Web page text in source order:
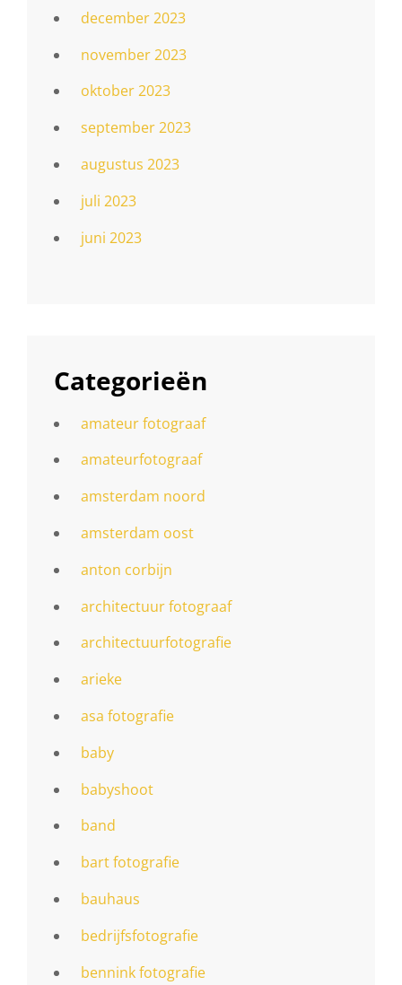
december 2023
november 2023
oktober 2023
september 2023
augustus 2023
juli 2023
juni 2023
Categorieën
amateur fotograaf
amateurfotograaf
amsterdam noord
amsterdam oost
anton corbijn
architectuur fotograaf
architectuurfotografie
arieke
asa fotografie
baby
babyshoot
band
bart fotografie
bauhaus
bedrijfsfotografie
bennink fotografie